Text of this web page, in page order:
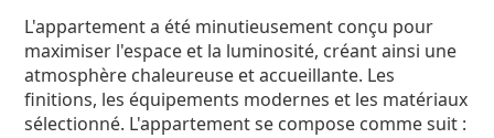
L'appartement a été minutieusement conçu pour
maximiser l'espace et la luminosité, créant ainsi une
atmosphère chaleureuse et accueillante. Les
finitions, les équipements modernes et les matériaux
sélectionné. L'appartement se compose comme suit :